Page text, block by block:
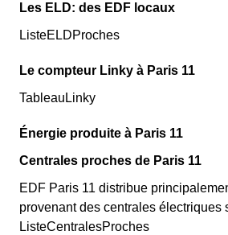
Les ELD: des EDF locaux
ListeELDProches
Le compteur Linky à Paris 11
TableauLinky
Énergie produite à Paris 11
Centrales proches de Paris 11
EDF Paris 11 distribue
provenant des centrales électriques
ListeCentralesProches